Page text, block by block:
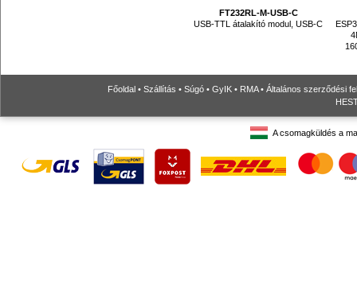
FT232RL-M-USB-C
USB-TTL átalakító modul, USB-C
Főoldal • Szállítás • Súgó • GyIK • RMA• Általános szerződési
A csomagküldés a